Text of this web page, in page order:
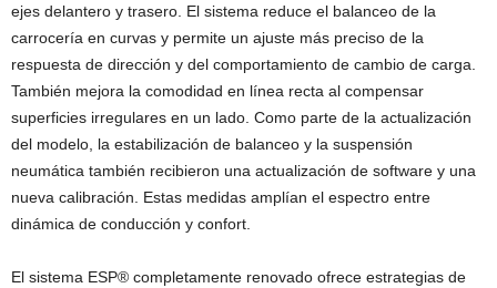
ejes delantero y trasero. El sistema reduce el balanceo de la
carrocería en curvas y permite un ajuste más preciso de la
respuesta de dirección y del comportamiento de cambio de carga.
También mejora la comodidad en línea recta al compensar
superficies irregulares en un lado. Como parte de la actualización
del modelo, la estabilización de balanceo y la suspensión
neumática también recibieron una actualización de software y una
nueva calibración. Estas medidas amplían el espectro entre
dinámica de conducción y confort.
El sistema ESP® completamente renovado ofrece estrategias de